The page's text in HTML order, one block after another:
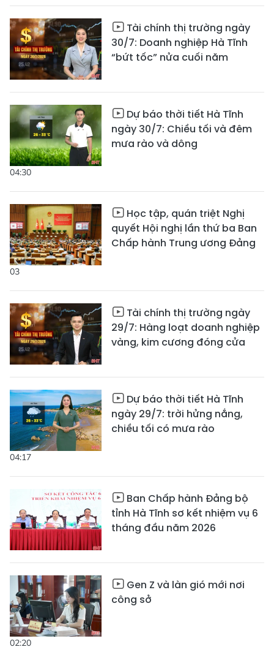
Tài chính thị trường ngày
30/7: Doanh nghiệp Hà Tĩnh
“bứt tốc” nửa cuối năm
04:30
Dự báo thời tiết Hà Tĩnh
ngày 30/7: Chiều tối và đêm
mưa rào và dông
03
Học tập, quán triệt Nghị
quyết Hội nghị lần thứ ba Ban
Chấp hành Trung ương Đảng
Tài chính thị trường ngày
29/7: Hàng loạt doanh nghiệp
vàng, kim cương đóng cửa
04:17
Dự báo thời tiết Hà Tĩnh
ngày 29/7: trời hửng nắng,
chiều tối có mưa rào
Ban Chấp hành Đảng bộ
tỉnh Hà Tĩnh sơ kết nhiệm vụ 6
tháng đầu năm 2026
02:20
Gen Z và làn gió mới nơi
công sở